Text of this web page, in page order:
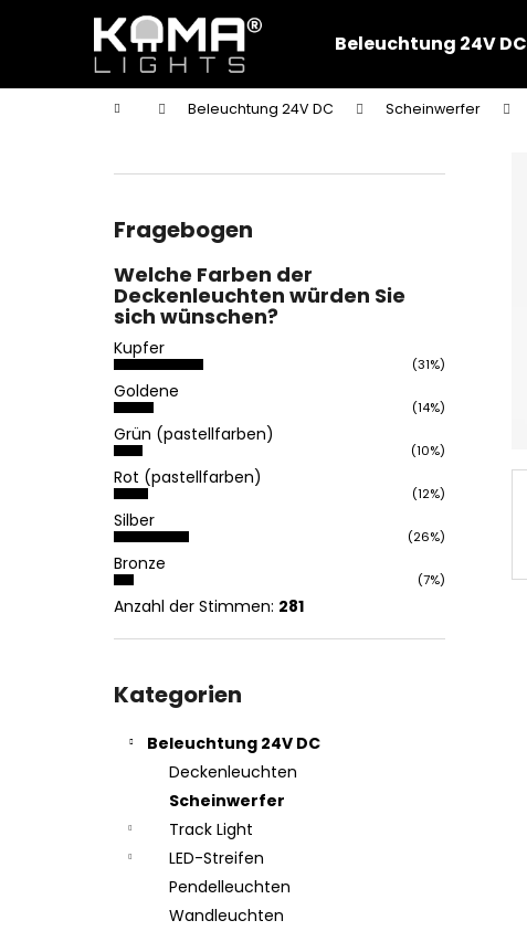
Beleuchtung 24V DC
StartseiteBeleuchtung 24V DC Scheinwerfer
Fragebogen
Welche Farben der
Deckenleuchten würden Sie
sich wünschen?
Kupfer
(31%)
Goldene
(14%)
Grün (pastellfarben)
(10%)
Rot (pastellfarben)
(12%)
Silber
(26%)
Bronze
(7%)
Anzahl der Stimmen: 281
überspringen
Kategorien
Beleuchtung 24V DC
Deckenleuchten
Scheinwerfer
Track Light
LED-Streifen
Pendelleuchten
Wandleuchten
e
Zurück
zum
Zurück
zum